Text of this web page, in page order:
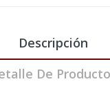
Descripción
De